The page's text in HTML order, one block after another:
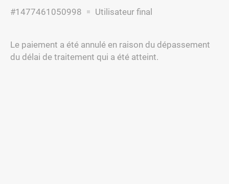
#1477461050998 Utilisateur final
Le paiement a été annulé en raison du dépassement
du délai de traitement qui a été atteint.